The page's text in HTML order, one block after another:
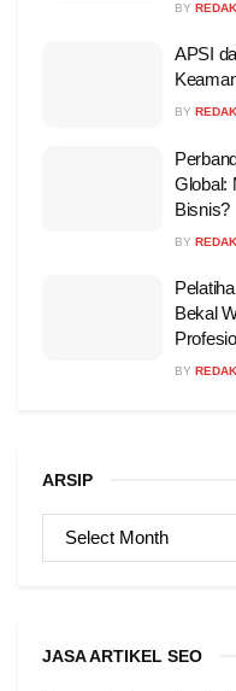
BY
APSI
BY
Global:
Bisnis?
BY
Bekal
BY
ARSIP
ARSIP
JASA ARTIKEL SEO